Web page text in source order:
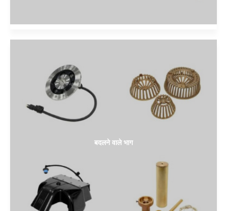
बदलने वाले भाग